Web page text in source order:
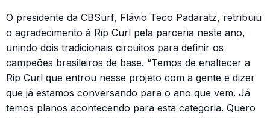
O presidente da CBSurf, Flávio Teco Padaratz, retribuiu
o agradecimento à Rip Curl pela parceria neste ano,
unindo dois tradicionais circuitos para definir os
campeões brasileiros de base. “Temos de enaltecer a
Rip Curl que entrou nesse projeto com a gente e dizer
que já estamos conversando para o ano que vem. Já
temos planos acontecendo para esta categoria. Quero